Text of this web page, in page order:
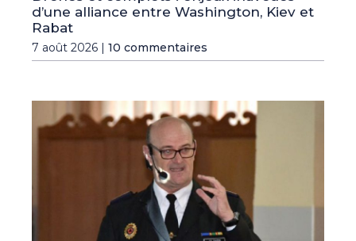
d’une alliance entre Washington, Kiev et
Rabat
7 août 2026 | 10 commentaires